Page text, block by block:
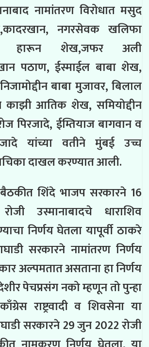
नामांतरण विरोधात मसुद
नगरसेवक खलिफा
हारून शेख,जफर अली
पठाण, ईस्माईल बाबा शेख,
बाबा मुजावर, बिलाल
काझी आतिक शेख, समियोद्दीन
पिरजादे, ईम्तियाज बागवान व
यांच्या वतीने मुंबई उच्च
दाखल करण्यात आली.
बैठकीत शिंदे भाजप सरकारने 16
उस्मानाबादचे धाराशिव
निर्णय घेतला यापूर्वी ठाकरे
सरकारने नामांतरण निर्णय
अल्पमतात असताना हा निर्णय
पेचप्रसंग नको म्हणून तो पुन्हा
काँग्रेस राष्ट्रवादी व शिवसेना या
सरकारने 29 जुन 2022 रोजी